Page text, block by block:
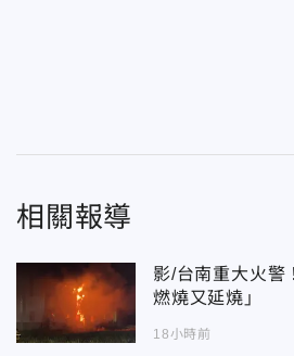
相關報導
影/台南重大火警
燃燒又延燒」
18小時前